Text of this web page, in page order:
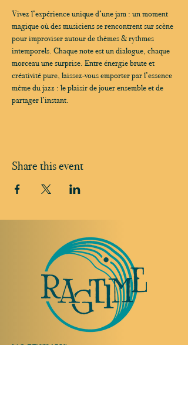
Vivez l’expérience unique d’une jam : un moment
magique où des musiciens se rencontrent sur scène
pour improviser autour de thèmes & rythmes
intemporels. Chaque note est un dialogue, chaque
morceau une surprise. Entre énergie brute et
créativité pure, laissez-vous emporter par l’essence
même du jazz : le plaisir de jouer ensemble et de
partager l’instant.
Share this event
TO VISIT US